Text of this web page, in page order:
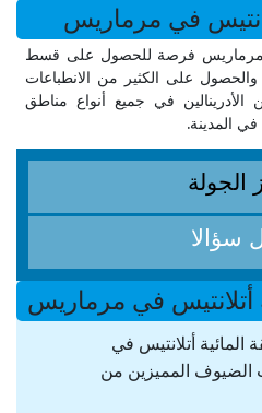
في مرماريس
مرماريس فرصة للحصول على قسط
على الكثير من الانطباعات
في جميع أنواع مناطق
المدينة.
الجولة
سؤالا
أتلانتيس في مرماريس
المائية أتلانتيس في
المميزين من